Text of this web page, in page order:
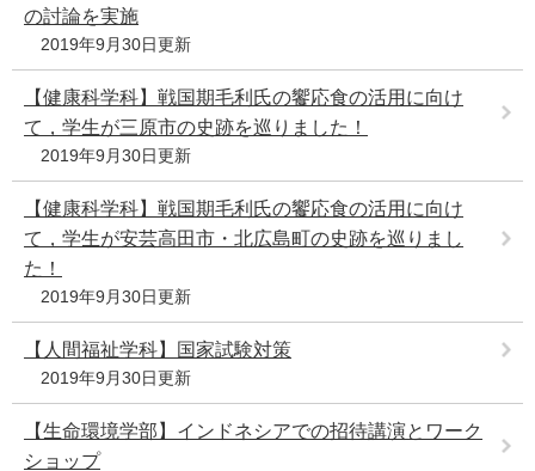
の討論を実施
2019年9月30日更新
【健康科学科】戦国期毛利氏の饗応食の活用に向け
て，学生が三原市の史跡を巡りました！
2019年9月30日更新
【健康科学科】戦国期毛利氏の饗応食の活用に向け
て，学生が安芸高田市・北広島町の史跡を巡りまし
た！
2019年9月30日更新
【人間福祉学科】国家試験対策
2019年9月30日更新
【生命環境学部】インドネシアでの招待講演とワーク
ショップ